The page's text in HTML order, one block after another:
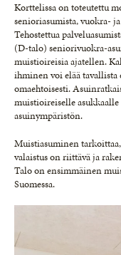
Korttelissa on toteutettu
senioriasumista, vuokra-
Tehostettua
(D-talo) seniorivuokra-
muistioireisia ajatellen.
ihminen voi elää
omaehtoisesti.
muistioireiselle
asuinympäristön.
Muistiasuminen
valaistus on riittävä ja
Talo on ensimmäinen
Suomessa.